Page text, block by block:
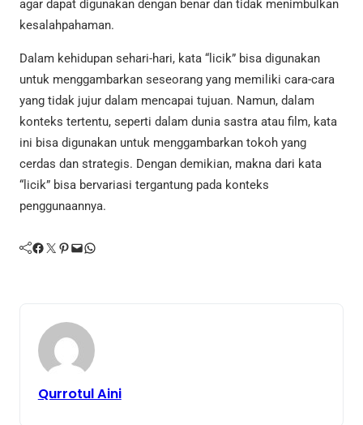
agar dapat digunakan dengan benar dan tidak menimbulkan
kesalahpahaman.
Dalam kehidupan sehari-hari, kata “licik” bisa digunakan
untuk menggambarkan seseorang yang memiliki cara-cara
yang tidak jujur dalam mencapai tujuan. Namun, dalam
konteks tertentu, seperti dalam dunia sastra atau film, kata
ini bisa digunakan untuk menggambarkan tokoh yang
cerdas dan strategis. Dengan demikian, makna dari kata
“licik” bisa bervariasi tergantung pada konteks
penggunaannya.
Facebook Twitter Pinterest Mail WhatsApp
Qurrotul Aini